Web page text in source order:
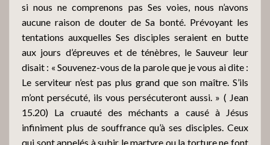
si nous ne comprenons pas Ses voies, nous n’avons
aucune raison de douter de Sa bonté. Prévoyant les
tentations auxquelles Ses disciples seraient en butte
aux jours d’épreuves et de ténèbres, le Sauveur leur
disait : « Souvenez-vous de la parole que je vous ai dite :
Le serviteur n’est pas plus grand que son maître. S’ils
m’ont persécuté, ils vous persécuteront aussi. » ( Jean
15.20) La cruauté des méchants a causé à Jésus
infiniment plus de souffrance qu’à ses disciples. Ceux
qui sont appelés à subir le martyre ou la torture ne font